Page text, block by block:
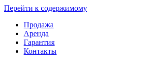
Перейти к содержимому
Продажа
Аренда
Гарантия
Контакты